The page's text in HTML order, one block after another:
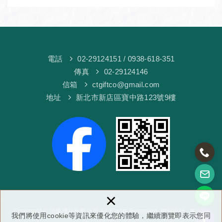
我們將使用cookie等資訊來優化您的體驗，繼續瀏覽即表示您同
×
電話 02-29124151 / 0938-618-351
傳真
02-29124146
信箱
ctgiftco@gmail.com
地址
新北市新店區寶中路123號9樓
Copyright © 清騰禮品有限公司 All Rights Reserved. 網頁設計 : 多米諾